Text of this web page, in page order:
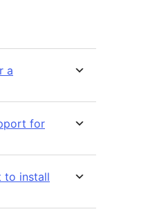
a
for
to install